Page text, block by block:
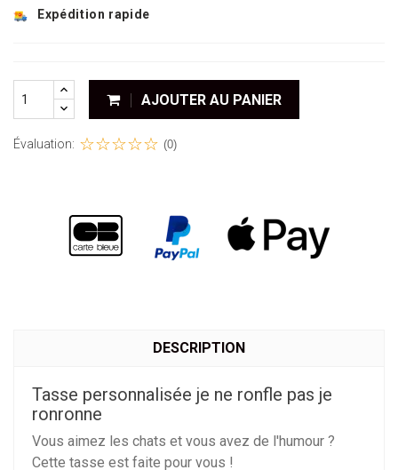
Expédition rapide
AJOUTER AU PANIER
Évaluation: (0)
DESCRIPTION
Tasse personnalisée je ne ronfle pas je
ronronne
Vous aimez les chats et vous avez de l'humour ?
Cette tasse est faite pour vous !